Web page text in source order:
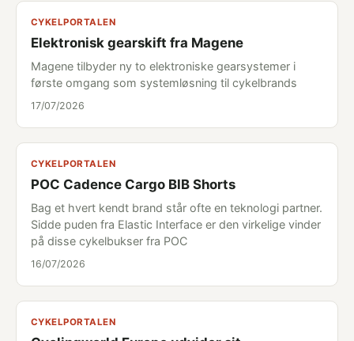
CYKELPORTALEN
Elektronisk gearskift fra Magene
Magene tilbyder ny to elektroniske gearsystemer i
første omgang som systemløsning til cykelbrands
17/07/2026
CYKELPORTALEN
POC Cadence Cargo BIB Shorts
Bag et hvert kendt brand står ofte en teknologi partner.
Sidde puden fra Elastic Interface er den virkelige vinder
på disse cykelbukser fra POC
16/07/2026
CYKELPORTALEN